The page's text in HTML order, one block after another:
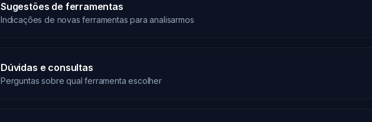
Sugestões de ferramentas
Indicações de novas ferramentas para analisarmos
Dúvidas e consultas
Perguntas sobre qual ferramenta escolher